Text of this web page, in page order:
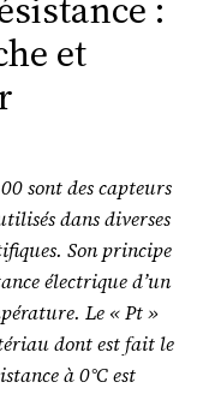
et
sont des capteurs
dans diverses
Son principe
électrique d’un
Le « Pt »
dont est fait le
à 0°C est